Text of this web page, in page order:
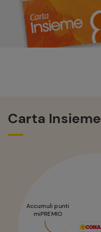
Accumuli punti
miPREMIO
Carta Insieme